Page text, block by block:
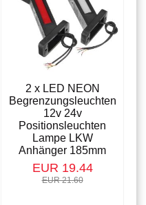
2 x LED NEON
Begrenzungsleuchten
12v 24v
Positionsleuchten
Lampe LKW
Anhänger 185mm
EUR 19.44
EUR 21.60